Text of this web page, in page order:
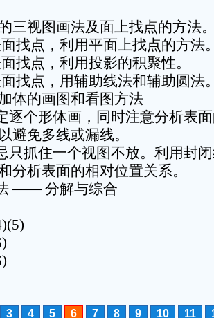
三视图画法及面上找点的方法
找点，利用平面上找点的方法
找点，利用投影的积聚性。
找点，用辅助线法和辅助圆法
体的画图和看图方法
逐个形体画，同时注意分析表
避免多线或漏线。
只抓住一个视图不放。利用封
分析表面的相对位置关系。
—— 分解与综合
3 4 5 6 7 8 9 10 11